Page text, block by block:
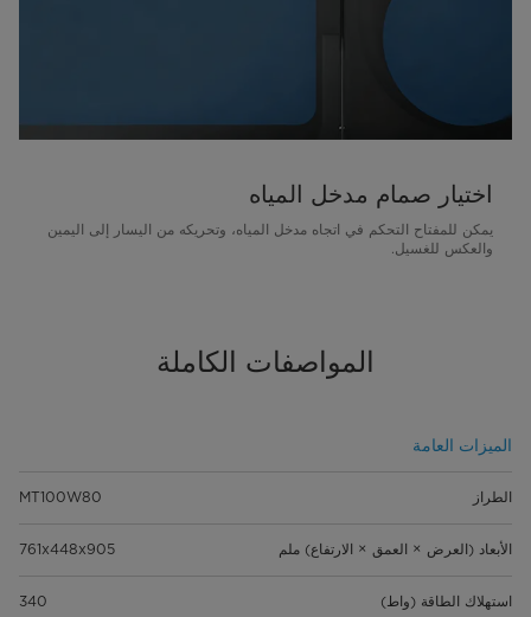
اختيار صمام مدخل المياه
يمكن للمفتاح التحكم في اتجاه مدخل المياه، وتحريكه من اليسار إلى اليمين
والعكس للغسيل.
المواصفات الكاملة
الميزات العامة
الطراز MT100W80
الأبعاد (العرض × العمق × الارتفاع) ملم 761x448x905
استهلاك الطاقة (واط) 340